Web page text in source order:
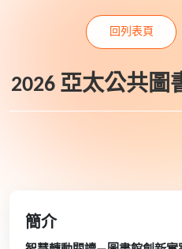
2026 亞太公共圖
回列表頁
簡介